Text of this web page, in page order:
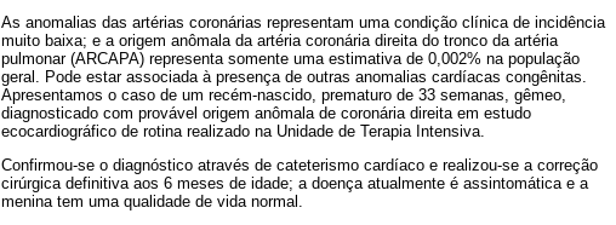
As anomalias das artérias coronárias representam uma condição clínica de incidência
muito baixa; e a origem anômala da artéria coronária direita do tronco da artéria
pulmonar (ARCAPA) representa somente uma estimativa de 0,002% na população
geral. Pode estar associada à presença de outras anomalias cardíacas congênitas.
Apresentamos o caso de um recém-nascido, prematuro de 33 semanas, gêmeo,
diagnosticado com provável origem anômala de coronária direita em estudo
ecocardiográfico de rotina realizado na Unidade de Terapia Intensiva.
Confirmou-se o diagnóstico através de cateterismo cardíaco e realizou-se a correção
cirúrgica definitiva aos 6 meses de idade; a doença atualmente é assintomática e a
menina tem uma qualidade de vida normal.